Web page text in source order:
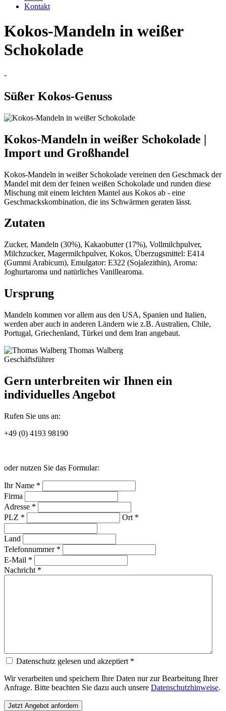
Kontakt
Kokos-Mandeln in weißer
Schokolade
-
Süßer Kokos-Genuss
Kokos-Mandeln in weißer Schokolade |
Import und Großhandel
Kokos-Mandeln in weißer Schokolade vereinen den Geschmack der
Mandel mit dem der feinen weißen Schokolade und runden diese
Mischung mit einem leichten Mantel aus Kokos ab - eine
Geschmackskombination, die ins Schwärmen geraten lässt.
Zutaten
Zucker, Mandeln (30%), Kakaobutter (17%), Vollmilchpulver,
Milchzucker, Magermilchpulver, Kokos, Überzugsmittel: E414
(Gummi Arabicum), Emulgator: E322 (Sojalezithin), Aroma:
Joghurtaroma und natürliches Vanillearoma.
Ursprung
Mandeln kommen vor allem aus den USA, Spanien und Italien,
werden aber auch in anderen Ländern wie z.B. Australien, Chile,
Portugal, Griechenland, Türkei und dem Iran angebaut.
Thomas Walberg
Geschäftsführer
Gern unterbreiten wir Ihnen ein
individuelles Angebot
Rufen Sie uns an:
+49 (0) 4193 98190
oder nutzen Sie das Formular:
Ihr Name *
Firma
Adresse *
PLZ *
Ort *
Land
Telefonnummer *
E-Mail *
Nachricht *
Datenschutz gelesen und akzeptiert *
Wir verarbeiten und speichern Ihre Daten nur zur Bearbeitung Ihrer
Anfrage. Bitte beachten Sie dazu auch unsere Datenschutzhinweise.